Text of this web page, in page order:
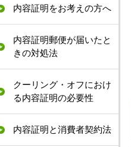
内容証明をお考えの方へ
内容証明郵便が届いたと
きの対処法
クーリング・オフにおけ
る内容証明の必要性
内容証明と消費者契約法